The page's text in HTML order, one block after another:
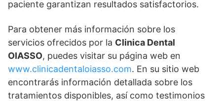
paciente garantizan resultados satisfactorios.
Para obtener más información sobre los
servicios ofrecidos por la Clinica Dental
OIASSO, puedes visitar su página web en
www.clinicadentaloiasso.com. En su sitio web
encontrarás información detallada sobre los
tratamientos disponibles, así como testimonios